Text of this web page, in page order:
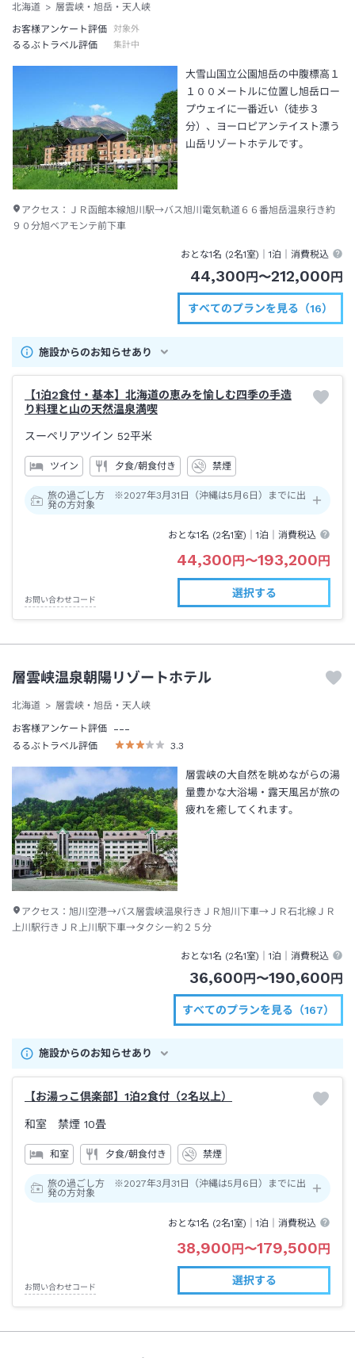
北海道
層雲峡・旭岳・天人峡
お客様アンケート評価
対象外
るるぶトラベル評価 集計中
大雪山国立公園旭岳の中腹標高１
１００メートルに位置し旭岳ロー
プウェイに一番近い（徒歩３
分）、ヨーロピアンテイスト漂う
山岳リゾートホテルです。
アクセス： ＪＲ函館本線旭川駅→バス旭川電気軌道６６番旭岳温泉行き約
９０分旭ベアモンテ前下車
おとな1名 (2名1室)｜1泊 ｜消費税込
44,300 円 〜212,000 円
すべてのプランを見る（16）
施設からのお知らせあり
【1泊2食付・基本】北海道の恵みを愉しむ四季の手造
り料理と山の天然温泉満喫
スーペリアツイン 52平米
ツイン 夕食/朝食付き 禁煙
旅の過ごし方 ※2027年3月31日（沖縄は5月6日）までに出
発の方対象
おとな1名 (2名1室)｜1泊 ｜消費税込
44,300 円 〜193,200 円
お問い合わせコード
選択する
層雲峡温泉朝陽リゾートホテル
北海道 層雲峡・旭岳・天人峡
お客様アンケート評価 ---
るるぶトラベル評価 3.3
層雲峡の大自然を眺めながらの湯
量豊かな大浴場・露天風呂が旅の
疲れを癒してくれます。
アクセス： 旭川空港→バス層雲峡温泉行きＪＲ旭川下車→ＪＲ石北線ＪＲ
上川駅行きＪＲ上川駅下車→タクシー約２５分
おとな1名 (2名1室)｜1泊 ｜消費税込
36,600円〜190,600円
すべてのプランを見る（167）
施設からのお知らせあり
【お湯っこ倶楽部】1泊2食付（2名以上）
和室 禁煙 10畳
和室 夕食/朝食付き 禁煙
旅の過ごし方 ※2027年3月31日（沖縄は5月6日）までに出
発の方対象
おとな1名 (2名1室)｜1泊 ｜消費税込
38,900円〜179,500円
お問い合わせコード
選択する